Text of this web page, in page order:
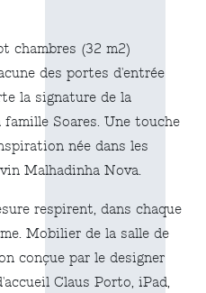
chambres (32 m2)
des portes d'entrée
la signature de la
Soares. Une touche
née dans les
Malhadinha Nova.
respirent, dans chaque
Mobilier de la salle de
conçue par le designer
Claus Porto, iPad,